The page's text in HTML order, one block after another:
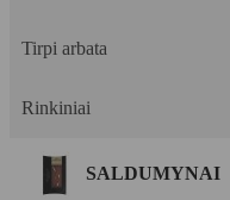
Tirpi arbata
Rinkiniai
SALDUMYNAI